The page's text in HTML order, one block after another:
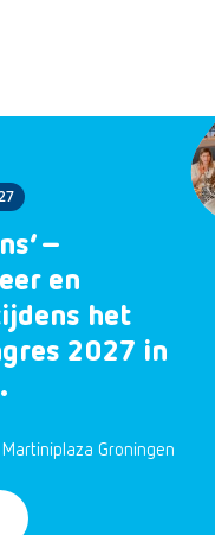
–
en
het
2027 in
Martiniplaza Groningen